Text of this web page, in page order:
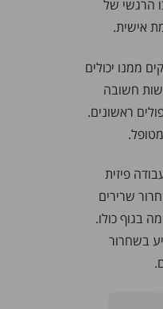
הרגשי של
אישית.
ממנו יכולים
חשובה
ראשונים.
פיזית
שרירים
בגוף כולו.
בשחרור